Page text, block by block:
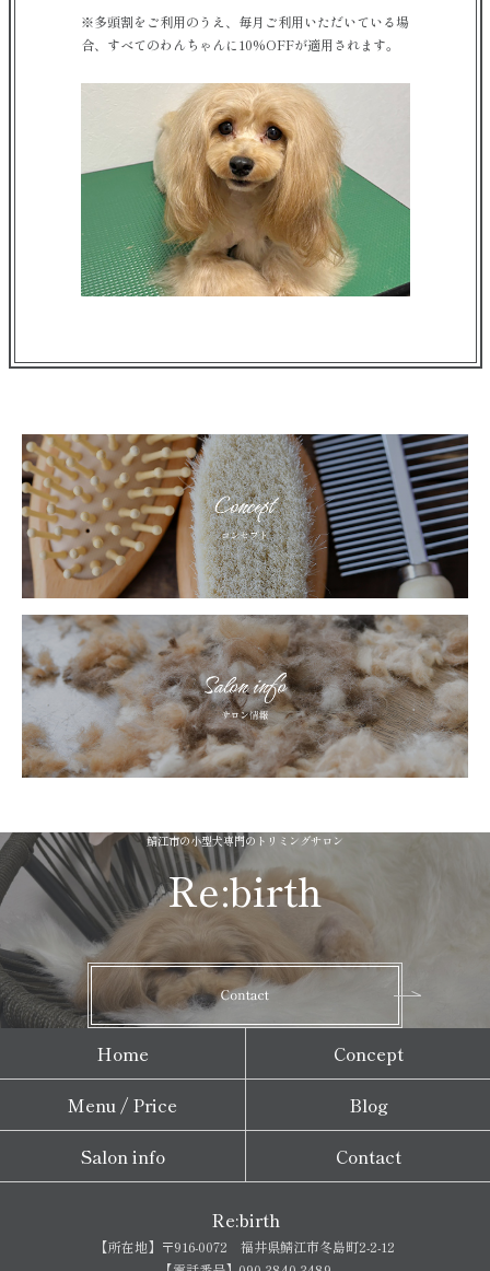
※多頭割をご利用のうえ、毎月ご利用いただいている場
合、すべてのわんちゃんに10%OFFが適用されます。
鯖江市の小型犬専門のトリミングサロン
Re:birth
Home
Concept
Menu / Price
Blog
Salon info
Contact
Re:birth
【所在地】〒916-0072 福井県鯖江市冬島町2-2-12